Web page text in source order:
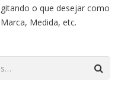
o que desejar como
Medida, etc.